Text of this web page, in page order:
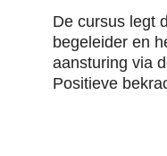
De cursus legt
begeleider en
aansturing via
Positieve